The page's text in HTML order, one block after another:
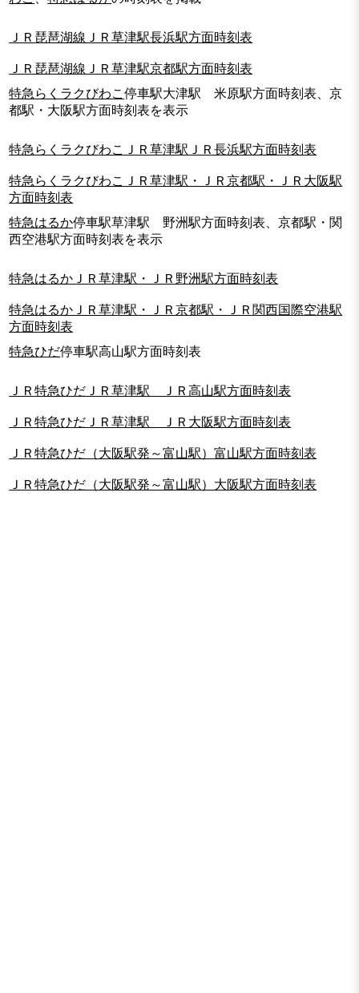
ＪＲ琵琶湖線ＪＲ草津駅長浜駅方面時刻表
ＪＲ琵琶湖線ＪＲ草津駅京都駅方面時刻表
特急らくラクびわこ停車駅大津駅 米原駅方面時刻表、京
都駅・大阪駅方面時刻表を表示
特急らくラクびわこＪＲ草津駅ＪＲ長浜駅方面時刻表
特急らくラクびわこＪＲ草津駅・ＪＲ京都駅・ＪＲ大阪駅
方面時刻表
特急はるか停車駅草津駅 野洲駅方面時刻表、京都駅・関
西空港駅方面時刻表を表示
特急はるかＪＲ草津駅・ＪＲ野洲駅方面時刻表
特急はるかＪＲ草津駅・ＪＲ京都駅・ＪＲ関西国際空港駅
方面時刻表
特急ひだ停車駅高山駅方面時刻表
ＪＲ特急ひだＪＲ草津駅 ＪＲ高山駅方面時刻表
ＪＲ特急ひだＪＲ草津駅 ＪＲ大阪駅方面時刻表
ＪＲ特急ひだ（大阪駅発～富山駅）富山駅方面時刻表
ＪＲ特急ひだ（大阪駅発～富山駅）大阪駅方面時刻表